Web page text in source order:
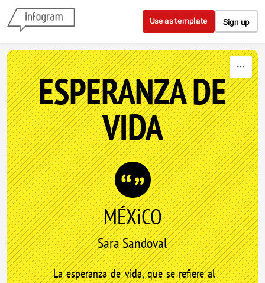
Skip to content
Use as template Sign up
ESPERANZA DE
VIDA
MÉXiCO
Sara Sandoval
La esperanza de vida, que se refiere al